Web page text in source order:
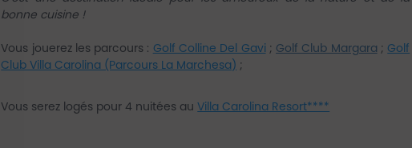
bonne cuisine !
Vous jouerez les parcours : Golf Colline Del Gavi ; Golf Club Margara ; Golf
Club Villa Carolina (Parcours La Marchesa) ;
Vous serez logés pour 4 nuitées auVilla Carolina Resort****